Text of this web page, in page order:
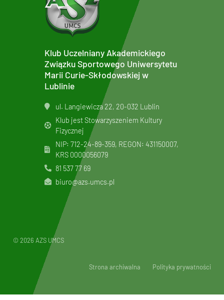
Klub Uczelniany Akademickiego
Związku Sportowego Uniwersytetu
Marii Curie-Skłodowskiej w
Lublinie
ul. Langiewicza 22, 20-032 Lublin
Klub jest Stowarzyszeniem Kultury
Fizycznej
NIP: 712-24-89-359, REGON: 431150007,
KRS 0000056079
81 537 77 69
biuro@azs.umcs.pl
© 2026 AZS UMCS
Strona archiwalna Polityka prywatności